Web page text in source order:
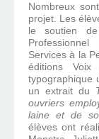
Nombreux
projet. Les
le soutien
Services à la
éditions
typographique
un extrait du
ouvriers
laine et de
élèves ont